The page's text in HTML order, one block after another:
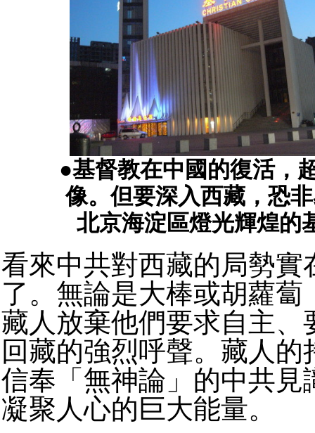
●基督教在中國的復活，
像。但要深入西藏，恐
北京海淀區燈光輝煌的
看來中共對西藏的局勢實
了。無論是大棒或胡蘿蔔
藏人放棄他們要求自主、
回藏的強烈呼聲。藏人的
信奉「無神論」的中共見
凝聚人心的巨大能量。